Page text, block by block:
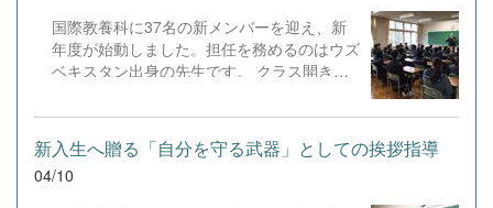
実しています。10代の多感な時期に異文化
に触れる経験は、その後の長い人生の価値観
を大きく変える力を持っています。少子高齢
るこれからの社会。多文化を尊重し、どこで
も力強く歩んでいける人になってほしい――
そんな願いを込め、「今しかできない経験」
の大切さを伝えました。
国際教養科に37名の新メンバーを迎え、新
年度が始動しました。担任を務めるのはウズ
ベキスタン出身の先生です。 クラス開きは
瞬間に笑い声が響き、教養科らしい豊かな表
情が見え隠れする時間となりました。LHRの
英語自己紹介では一気になごやかな雰囲気が
広がり、国際色豊かな「教養科らしさ」の第
新入生へ贈る「自分を守る武器」としての挨拶指導
04/10